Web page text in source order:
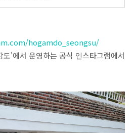
hogamdo_seongsu/
'에서 운영하는 공식 인스타그램에서